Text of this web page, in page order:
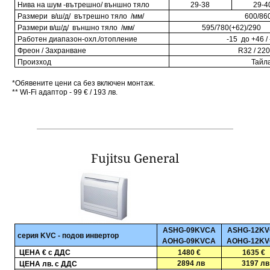
Нива на шум -вътрешно/ външно тяло
29-38
29-
Размери в/ш/д/ вътрешно тяло /мм/
600/86
Размери в/ш/д/ външно тяло /мм/
595/780(+62)/290
Работен диапазон-охл./отопление -15до +46 /
Фреон / Захранване
R32 /
Произход
Ta
*Обявените цени са без включен монтаж.
** Wi-Fi адаптор - 99 € / 193 лв.
Fujitsu General
серия KVC - подов инвертор
ASHG-09KVCA
AOHG-09KVCA
ASHG-12
AOHG-
ЦЕНА€ с ДДС 1480 €
1635 €
ЦЕНА лв. с ДДС
2894 лв 3197 лв